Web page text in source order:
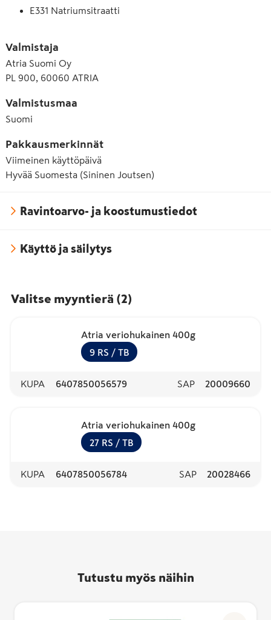
E331 Natriumsitraatti
E500 Natriumkarbonaatti
Valmistaja
Atria Suomi Oy
PL 900, 60060 ATRIA
Valmistusmaa
Suomi
Pakkausmerkinnät
Viimeinen käyttöpäivä
Hyvää Suomesta (Sininen Joutsen)
Ravintoarvo- ja koostumustiedot
Käyttö ja säilytys
Valitse myyntierä (2)
Atria veriohukainen 400g
9 RS / TB
KUPA 6407850056579 SAP 20009660
Atria veriohukainen 400g
27 RS / TB
KUPA 6407850056784 SAP 20028466
Tutustu myös näihin